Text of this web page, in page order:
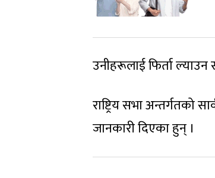
उनीहरूलाई फिर्ता
राष्ट्रिय सभा अन्तर्गतको
जानकारी दिएका हुन् ।